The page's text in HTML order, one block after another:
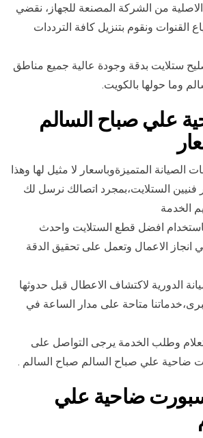
من الشركة المصنعة للجهاز، نقضي
ونقوم بتنزيل كافة الترددات
ستلايت بدقة وجودة عالية جميع مناطق
وما حولها بالكويت.
علي صباح السالم
الصيانة المتميزةوباسعار لا مثيل لها وهذا
الستلايت،بمجرد اتصالك نرسل لك
الخدمة
افضل قطع الستلايت واحدث
انجاز الاعمال وتعمل على تحقيق الدقة
الدورية لاكتشاف الاعطال قبل حدوثها
متاحة على مدار الساعة في
وطلب الخدمة يرجى التواصل على
ضاحية علي صباح السالم صباح السالم .
ضاحية علي